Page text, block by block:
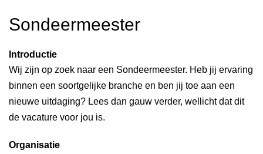
Sondeermeester
Introductie
Wij zijn op zoek naar een Sondeermeester. Heb jij ervaring
binnen een soortgelijke branche en ben jij toe aan een
nieuwe uitdaging? Lees dan gauw verder, wellicht dat dit
de vacature voor jou is.
Organisatie